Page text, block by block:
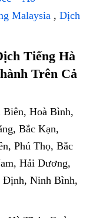
Malaysia , Dịch
Tiếng Hà
Trên Cả
Hoà Bình,
Bắc Kạn,
Phú Thọ, Bắc
Hải Dương,
Định, Ninh Bình,